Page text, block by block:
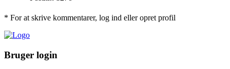
* For at skrive kommentarer, log ind eller opret profil
Bruger login